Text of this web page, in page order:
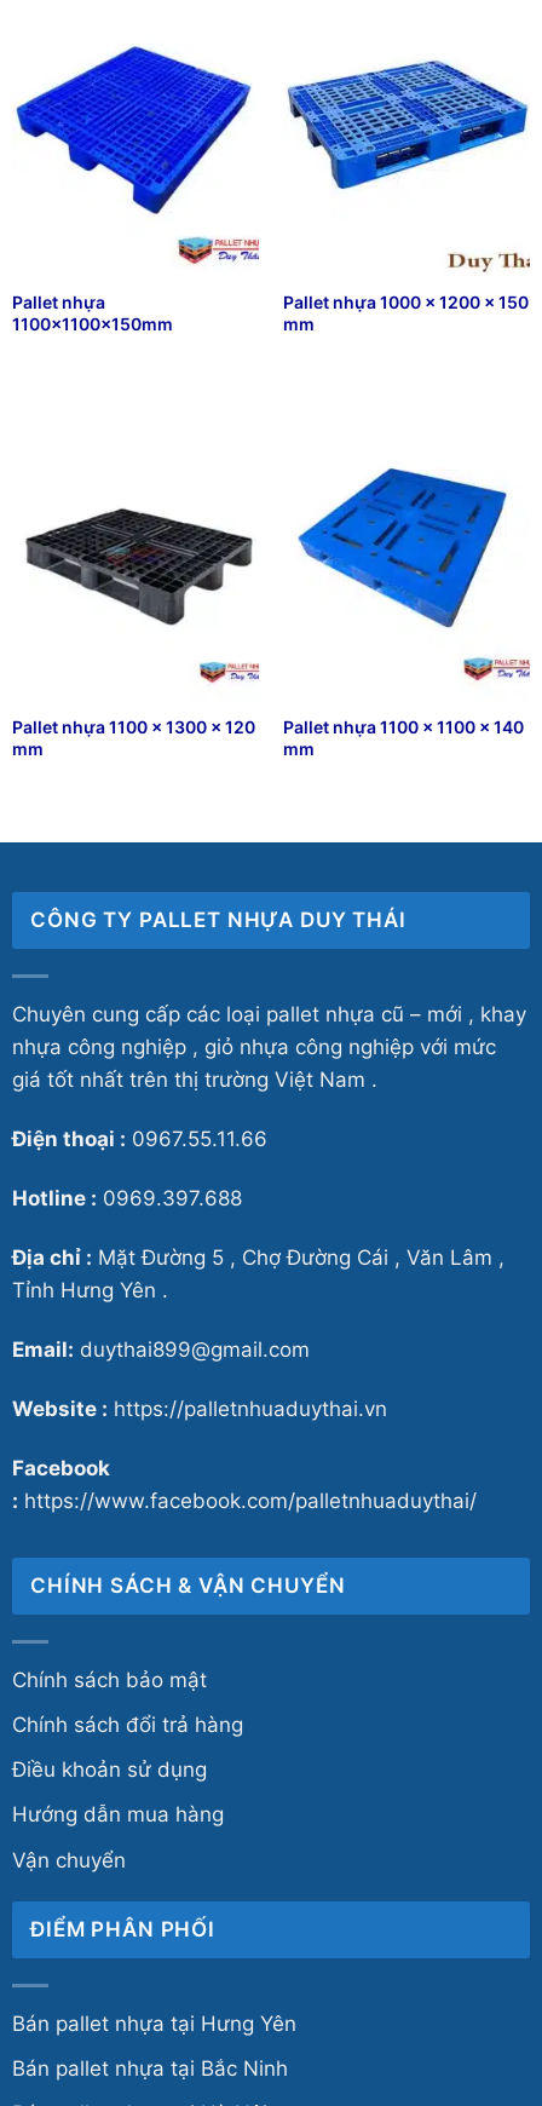
Pallet nhựa
1100x1100x150mm
Pallet nhựa 1000 x 1200 x 150
mm
Pallet nhựa 1100 x 1300 x 120
mm
Pallet nhựa 1100 x 1100 x 140
mm
CÔNG TY PALLET NHỰA DUY THÁI
Chuyên cung cấp các loại pallet nhựa cũ – mới , khay
nhựa công nghiệp , giỏ nhựa công nghiệp với mức
giá tốt nhất trên thị trường Việt Nam .
Điện thoại : 0967.55.11.66
Hotline : 0969.397.688
Địa chỉ : Mặt Đường 5 , Chợ Đường Cái , Văn Lâm ,
Tỉnh Hưng Yên .
Email: duythai899@gmail.com
Website : https://palletnhuaduythai.vn
Facebook
: https://www.facebook.com/palletnhuaduythai/
CHÍNH SÁCH & VẬN CHUYỂN
Chính sách bảo mật
Chính sách đổi trả hàng
Điều khoản sử dụng
Hướng dẫn mua hàng
Vận chuyển
ĐIỂM PHÂN PHỐI
Bán pallet nhựa tại Hưng Yên
Bán pallet nhựa tại Bắc Ninh